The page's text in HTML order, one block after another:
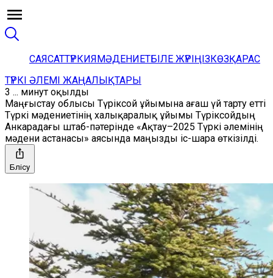
САЯСАТТҮРКИЯМӘДЕНИЕТБІЛЕ ЖҮРІҢІЗКӨЗҚАРАС
ТҮРКІ ӘЛЕМІ ЖАҢАЛЫҚТАРЫ
3 ... минут оқылды
Маңғыстау облысы Түріксой ұйымына ағаш үй тарту етті
Түркі мәдениетінің халықаралық ұйымы Түріксойдың
Анкарадағы штаб-пәтерінде «Ақтау–2025 Түркі әлемінің
мәдени астанасы» аясында маңызды іс-шара өткізілді.
Бөлісу